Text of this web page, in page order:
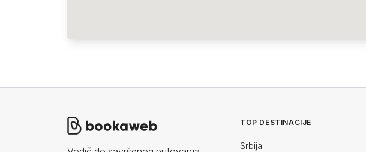
TOP DESTINACIJE
Srbija